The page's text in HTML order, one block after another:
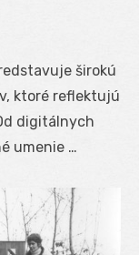
širokú
ktoré reflektujú
digitálnych
umenie …